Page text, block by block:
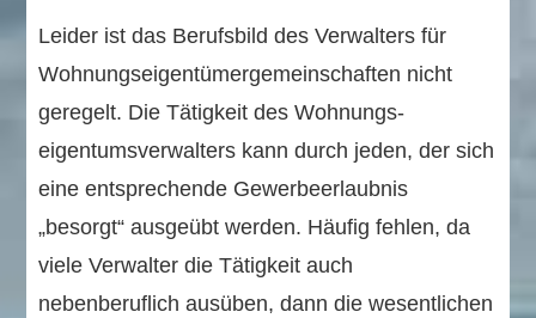
Leider ist das Berufsbild des Verwalters für
Wohnungs­eigentümer­gemeinschaften nicht
geregelt. Die Tätigkeit des Wohnungs­
eigentums­verwalters kann durch jeden, der sich
eine entsprechende Gewerbe­erlaubnis
„besorgt“ ausgeübt werden. Häufig fehlen, da
viele Verwalter die Tätigkeit auch
nebenberuflich ausüben, dann die wesentlichen